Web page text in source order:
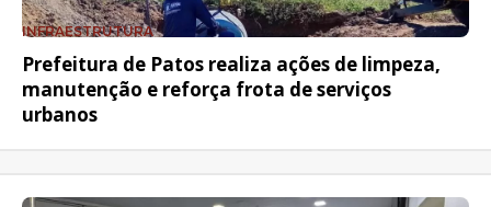
INFRAESTRUTURA
Prefeitura de Patos realiza ações de limpeza,
manutenção e reforça frota de serviços
urbanos